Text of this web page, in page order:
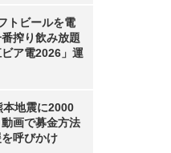
トビールを電
搾り飲み放題
ア電2026」運
地震に2000
画で募金方法
呼びかけ